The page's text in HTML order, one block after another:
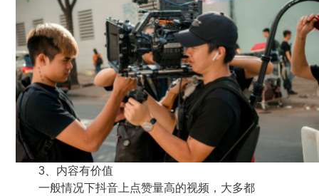
3、内容有价值
一般情况下抖音上点赞量高的视频，大多都